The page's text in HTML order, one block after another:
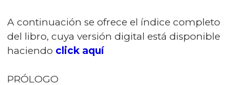
A continuación se ofrece el índice completo
del libro, cuya versión digital está disponible
haciendo click aquí
PRÓLOGO